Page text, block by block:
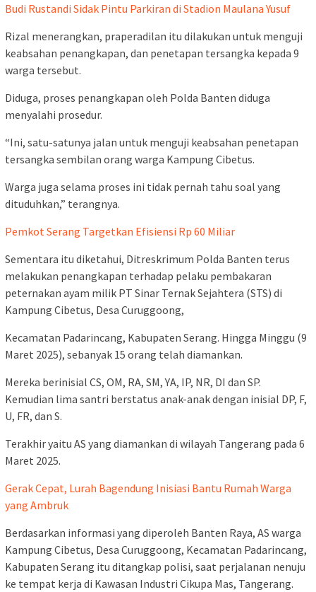
Budi Rustandi Sidak Pintu Parkiran di Stadion Maulana Yusuf
Rizal menerangkan, praperadilan itu dilakukan untuk menguji
keabsahan penangkapan, dan penetapan tersangka kepada 9
warga tersebut.
Diduga, proses penangkapan oleh Polda Banten diduga
menyalahi prosedur.
“Ini, satu-satunya jalan untuk menguji keabsahan penetapan
tersangka sembilan orang warga Kampung Cibetus.
Warga juga selama proses ini tidak pernah tahu soal yang
dituduhkan,” terangnya.
Pemkot Serang Targetkan Efisiensi Rp 60 Miliar
Sementara itu diketahui, Ditreskrimum Polda Banten terus
melakukan penangkapan terhadap pelaku pembakaran
peternakan ayam milik PT Sinar Ternak Sejahtera (STS) di
Kampung Cibetus, Desa Curuggoong,
Kecamatan Padarincang, Kabupaten Serang. Hingga Minggu (9
Maret 2025), sebanyak 15 orang telah diamankan.
Mereka berinisial CS, OM, RA, SM, YA, IP, NR, DI dan SP.
Kemudian lima santri berstatus anak-anak dengan inisial DP, F,
U, FR, dan S.
Terakhir yaitu AS yang diamankan di wilayah Tangerang pada 6
Maret 2025.
Gerak Cepat, Lurah Bagendung Inisiasi Bantu Rumah Warga
yang Ambruk
Berdasarkan informasi yang diperoleh Banten Raya, AS warga
Kampung Cibetus, Desa Curuggoong, Kecamatan Padarincang,
Kabupaten Serang itu ditangkap polisi, saat perjalanan nenuju
ke tempat kerja di Kawasan Industri Cikupa Mas, Tangerang.